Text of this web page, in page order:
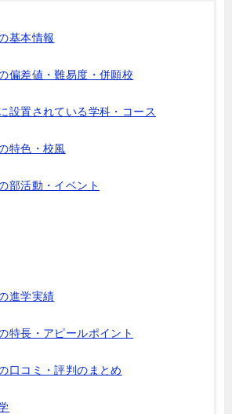
基本情報
偏差値・難易度・併願校
設置されている学科・コース
特色・校風
部活動・イベント
進学実績
特長・アピールポイント
口コミ・評判のまとめ